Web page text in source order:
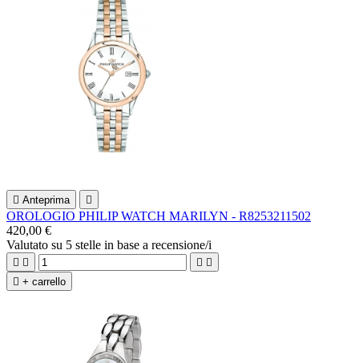
 Anteprima 
OROLOGIO PHILIP WATCH MARILYN - R8253211502
420,00 €
Valutato su 5 stelle in base a recensione/i
   
 + carrello